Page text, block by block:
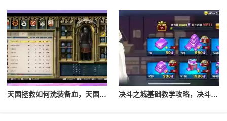
天国拯救如何洗装备血，天国拯救怎么洗衣服 决斗之城基础教学攻略，决斗之城教学攻略2111